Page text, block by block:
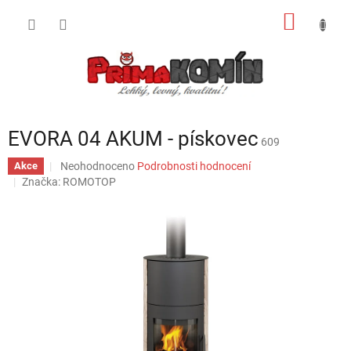
EVORA 04 AKUM - pískovec 609
Akce
Průměrné
hodnocení
Neohodnoceno Podrobnosti hodnocení
Značka: ROMOTOP